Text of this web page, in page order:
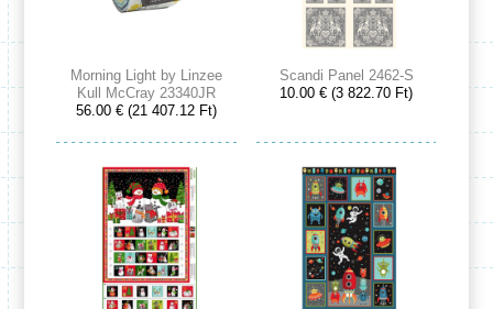
Morning Light by Linzee
Kull McCray 23340JR
56.00 € (21 407.12 Ft)
Scandi Panel 2462-S
10.00 € (3 822.70 Ft)